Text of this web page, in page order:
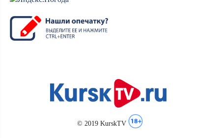
© 2019 KurskTV